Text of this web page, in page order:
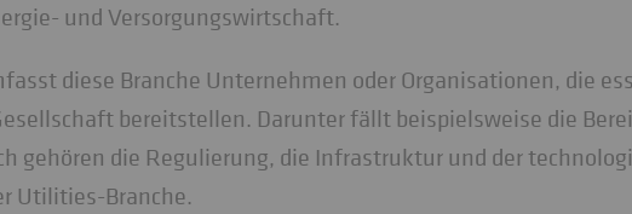
und Versorgungswirtschaft.
diese Branche Unternehmen oder Organisationen, die
bereitstellen. Darunter fällt beispielsweise die
gehören die Regulierung, die Infrastruktur und der
Utilities-Branche.